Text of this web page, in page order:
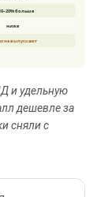
больше
ниже
не выпускают
и удельную
дешевле за
сняли с